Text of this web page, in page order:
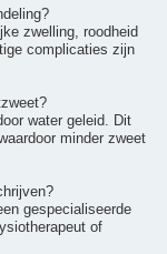
zwelling, roodheid
complicaties zijn
water geleid. Dit
minder zweet
gespecialiseerde
of